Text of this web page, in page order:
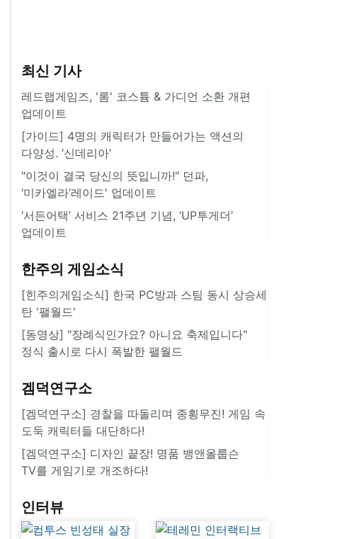
최신 기사
레드랩게임즈, '롬' 코스튬 & 가디언 소환 개편
업데이트
[가이드] 4명의 캐릭터가 만들어가는 액션의
다양성. ‘신데리아’
"이것이 결국 당신의 뜻입니까!" 던파,
‘미카엘라’레이드' 업데이트
‘서든어택’ 서비스 21주년 기념, ‘UP투게더’
업데이트
한주의 게임소식
[힌주의게임소식] 한국 PC방과 스팀 동시 상승세
탄 '팰월드'
[동영상] "장례식인가요? 아니요 축제입니다"
정식 출시로 다시 폭발한 팰월드
겜덕연구소
[겜덕연구소] 경찰을 따돌리며 종횡무진! 게임 속
도둑 캐릭터들 대단하다!
[겜덕연구소] 디자인 끝장! 명품 뱅앤올룹슨
TV를 게임기로 개조하다!
인터뷰